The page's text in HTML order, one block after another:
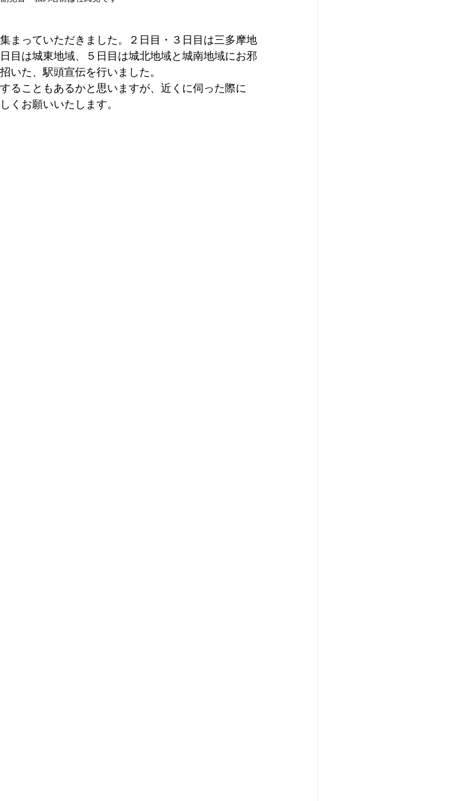
まっていただきました。２日目・３日目は三多摩地
目は城東地域、５日目は城北地域と城南地域にお邪
いた、駅頭宣伝を行いました。
ることもあるかと思いますが、近くに伺った際に
くお願いいたします。